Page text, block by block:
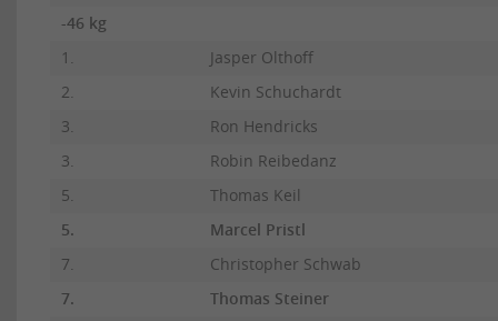
-46 kg
1.
Jasper Olthoff
2.
Kevin Schuchardt
3.
Ron Hendricks
3.
Robin Reibedanz
5.
Thomas Keil
5.
Marcel Pristl
7.
Christopher Schwab
7.
Thomas Steiner